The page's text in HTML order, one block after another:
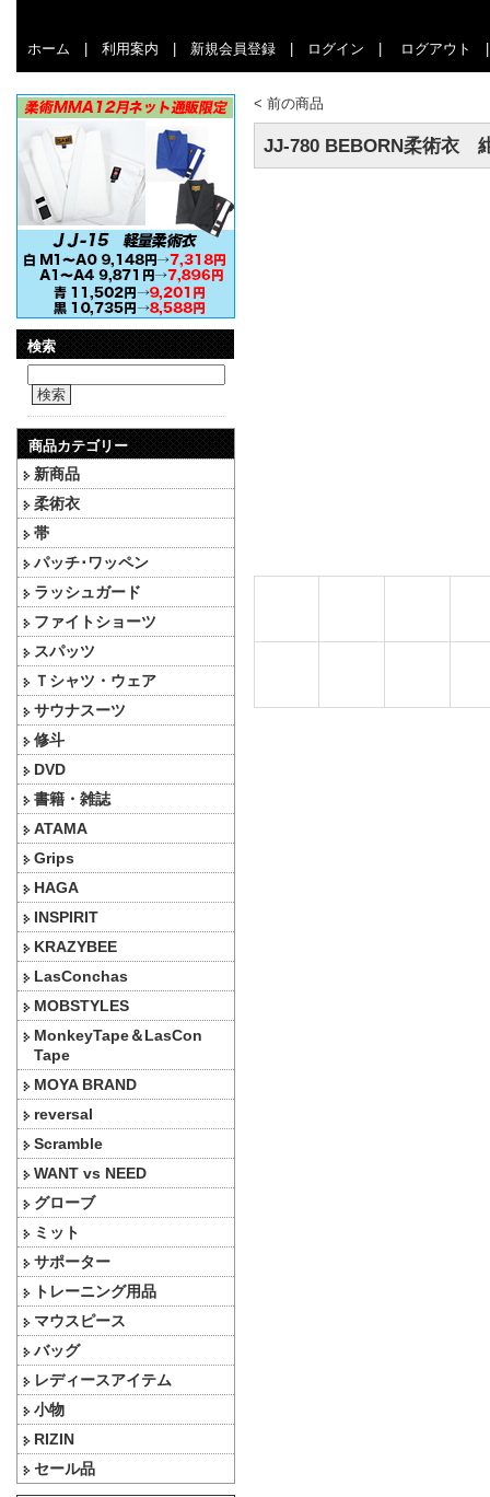
ホーム 利用案内 新規会員登録 ログイン ログアウト
検索
検索
商品カテゴリー
新商品
柔術衣
帯
パッチ･ワッペン
ラッシュガード
ファイトショーツ
スパッツ
Ｔシャツ・ウェア
サウナスーツ
修斗
DVD
書籍・雑誌
ATAMA
Grips
HAGA
INSPIRIT
KRAZYBEE
LasConchas
MOBSTYLES
MonkeyTape＆LasCon
Tape
MOYA BRAND
reversal
Scramble
WANT vs NEED
グローブ
ミット
サポーター
トレーニング用品
マウスピース
バッグ
レディースアイテム
小物
RIZIN
セール品
< 前の商品
JJ-780 BEBORN柔術衣